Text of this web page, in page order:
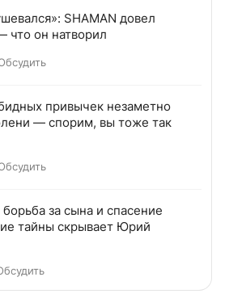
SHAMAN довел
что он натворил
привычек незаметно
— спорим, вы тоже так
за сына и спасение
тайны скрывает Юрий